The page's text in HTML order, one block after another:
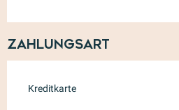
Zahlungsart
Kreditkarte